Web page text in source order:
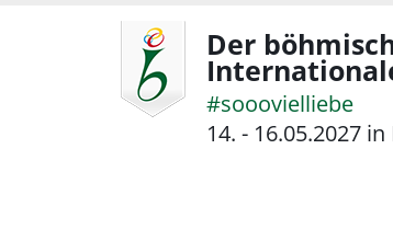
Der
#sooovielliebe
14. - 16.05.2027